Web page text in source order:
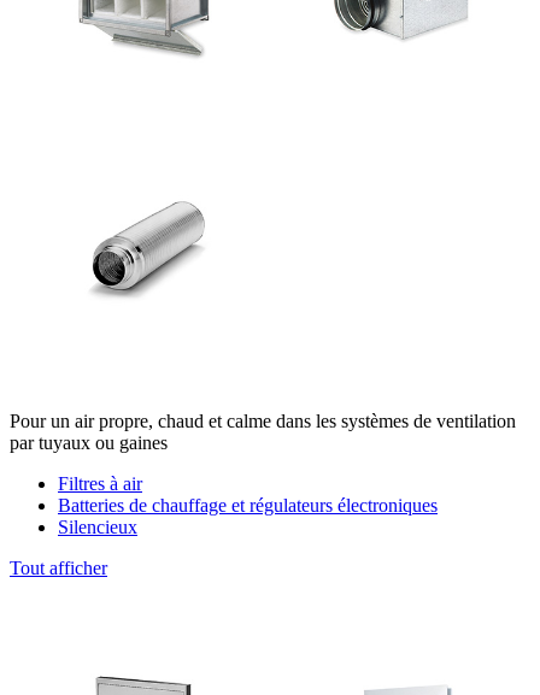
Pour un air propre, chaud et calme dans les systèmes de ventilation
par tuyaux ou gaines
Filtres à air
Batteries de chauffage et régulateurs électroniques
Silencieux
Tout afficher